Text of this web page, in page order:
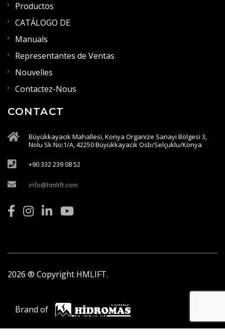
Productos
CATÁLOGO DE
Manuals
Representantes de Ventas
Nouvelles
Contactez-Nous
CONTACT
Büyükkayacık Mahallesi, Konya Organize Sanayi Bölgesi 3,
Nolu Sk No:1/A, 42250 Büyükkayacık Osb/Selçuklu/Konya
+90 332 239 08 52
info@hmlift.com
2026 ® Copyright HMLIFT.
Brand of